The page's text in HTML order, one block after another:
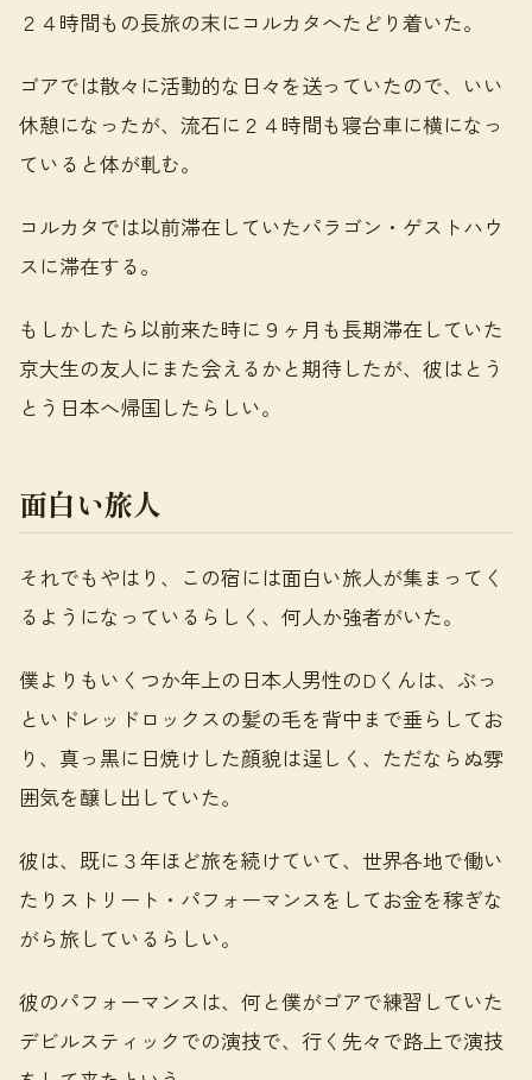
２４時間もの長旅の末にコルカタへたどり着いた。
ゴアでは散々に活動的な日々を送っていたので、いい
休憩になったが、流石に２４時間も寝台車に横になっ
ていると体が軋む。
コルカタでは以前滞在していたパラゴン・ゲストハウ
スに滞在する。
もしかしたら以前来た時に９ヶ月も長期滞在していた
京大生の友人にまた会えるかと期待したが、彼はとう
とう日本へ帰国したらしい。
面白い旅人
それでもやはり、この宿には面白い旅人が集まってく
るようになっているらしく、何人か強者がいた。
僕よりもいくつか年上の日本人男性のDくんは、ぶっ
といドレッドロックスの髪の毛を背中まで垂らしてお
り、真っ黒に日焼けした顔貌は逞しく、ただならぬ雰
囲気を醸し出していた。
彼は、既に３年ほど旅を続けていて、世界各地で働い
たりストリート・パフォーマンスをしてお金を稼ぎな
がら旅しているらしい。
彼のパフォーマンスは、何と僕がゴアで練習していた
デビルスティックでの演技で、行く先々で路上で演技